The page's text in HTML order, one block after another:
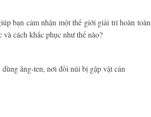
bạn cảm nhận một thế giới giải trí hoàn toàn
cách khắc phục như thế nào?
ăng-ten, nơi đồi núi bị gặp vật cản